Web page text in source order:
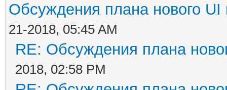
Обсуждения плана нового UI
21-2018, 05:45 AM
RE: Обсуждения плана
2018, 02:58 PM